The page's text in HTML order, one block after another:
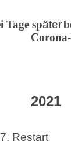
Tage später
2021
Restart